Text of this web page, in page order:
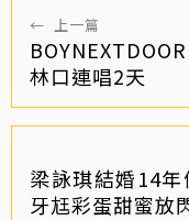
← 上一篇
林口連唱2天
梁詠琪結婚14
牙尪彩蛋甜蜜放